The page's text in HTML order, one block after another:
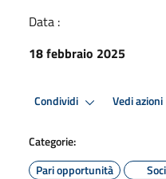
Data :
18 febbraio 2025
Condividi Vedi azioni
Categorie:
Pari opportunità